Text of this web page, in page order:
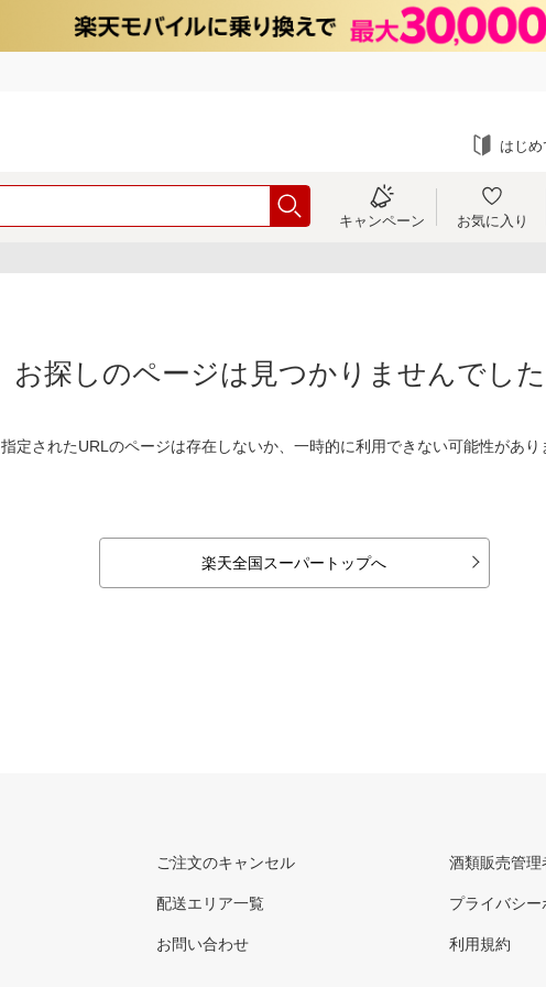
はじ
キャンペーン お気に入り
お探しのページは見つかりませんでした
指定されたURLのページは存在しないか、一時的に利用できない可能性があり
楽天全国スーパートップへ
ご注文のキャンセル
配送エリア一覧
お問い合わせ
酒類販売管理
プライバシー
利用規約